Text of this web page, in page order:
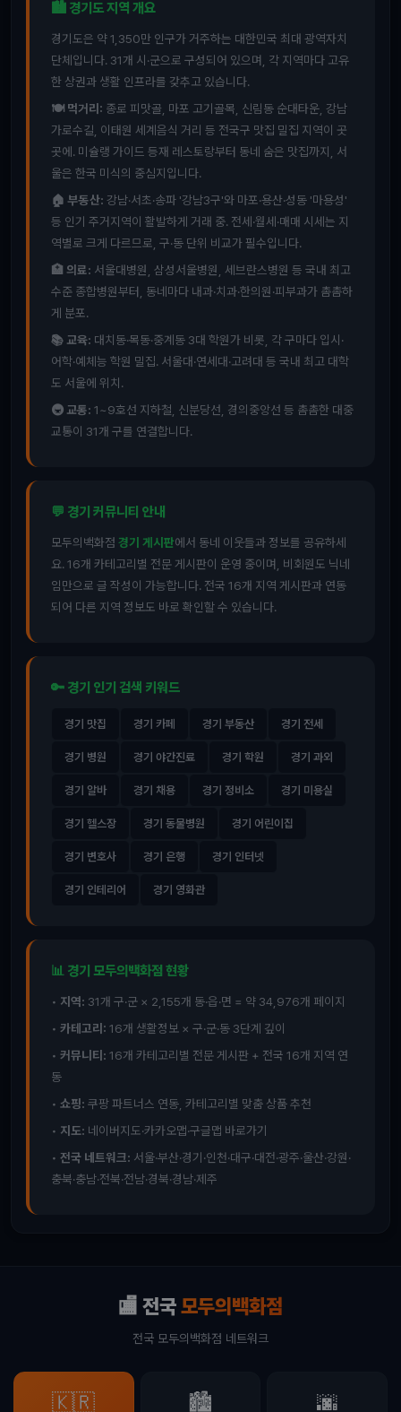
🏙️ 경기도 지역 개요
경기도은 약 1,350만 인구가 거주하는 대한민국 최대 광역자치
단체입니다. 31개 시·군으로 구성되어 있으며, 각 지역마다 고유
한 상권과 생활 인프라를 갖추고 있습니다.
🍽️ 먹거리: 종로 피맛골, 마포 고기골목, 신림동 순대타운, 강남
가로수길, 이태원 세계음식 거리 등 전국구 맛집 밀집 지역이 곳
곳에. 미슐랭 가이드 등재 레스토랑부터 동네 숨은 맛집까지, 서
울은 한국 미식의 중심지입니다.
🏠 부동산: 강남·서초·송파 '강남3구'와 마포·용산·성동 '마용성'
등 인기 주거지역이 활발하게 거래 중. 전세·월세·매매 시세는 지
역별로 크게 다르므로, 구·동 단위 비교가 필수입니다.
🏥 의료: 서울대병원, 삼성서울병원, 세브란스병원 등 국내 최고
수준 종합병원부터, 동네마다 내과·치과·한의원·피부과가 촘촘하
게 분포.
📚 교육: 대치동·목동·중계동 3대 학원가 비롯, 각 구마다 입시·
어학·예체능 학원 밀집. 서울대·연세대·고려대 등 국내 최고 대학
도 서울에 위치.
🚇 교통: 1~9호선 지하철, 신분당선, 경의중앙선 등 촘촘한 대중
교통이 31개 구를 연결합니다.
💬 경기 커뮤니티 안내
모두의백화점 경기 게시판에서 동네 이웃들과 정보를 공유하세
요. 16개 카테고리별 전문 게시판이 운영 중이며, 비회원도 닉네
임만으로 글 작성이 가능합니다. 전국 16개 지역 게시판과 연동
되어 다른 지역 정보도 바로 확인할 수 있습니다.
🔑 경기 인기 검색 키워드
경기 맛집 경기 카페 경기 부동산 경기 전세
경기 병원 경기 야간진료 경기 학원 경기 과외
경기 알바 경기 채용 경기 정비소 경기 미용실
경기 헬스장 경기 동물병원 경기 어린이집
경기 변호사 경기 은행 경기 인터넷
경기 인테리어 경기 영화관
📊 경기 모두의백화점 현황
• 지역: 31개 구·군 × 2,155개 동·읍·면 = 약 34,976개 페이지
• 카테고리: 16개 생활정보 × 구·군·동 3단계 깊이
• 커뮤니티: 16개 카테고리별 전문 게시판 + 전국 16개 지역 연
동
• 쇼핑: 쿠팡 파트너스 연동, 카테고리별 맞춤 상품 추천
• 지도: 네이버지도·카카오맵·구글맵 바로가기
• 전국 네트워크: 서울·부산·경기·인천·대구·대전·광주·울산·강원·
충북·충남·전북·전남·경북·경남·제주
🏬 전국모두의백화점
전국 모두의백화점 네트워크
🇰🇷 🏙️ 🌆